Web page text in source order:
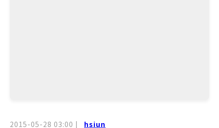
2015-05-28 03:00 | hsiun